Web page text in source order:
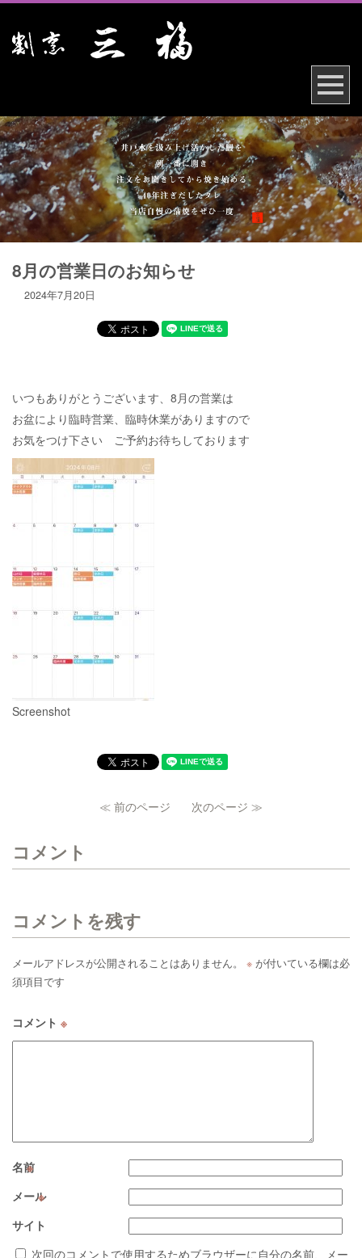
8月の営業日のお知らせ
2024年7月20日
いつもありがとうございます、8月の営業は
お盆により臨時営業、臨時休業がありますので
お気をつけ下さい ご予約お待ちしております
Screenshot
≪ 前のページ 次のページ ≫
コメント
コメントを残す
メールアドレスが公開されることはありません。 ※ が付いている欄は必
須項目です
コメント ※
名前
※
メール
※
サイト
次回のコメントで使用するためブラウザーに自分の名前、メー